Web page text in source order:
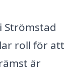
Strömstad
roll för att
är